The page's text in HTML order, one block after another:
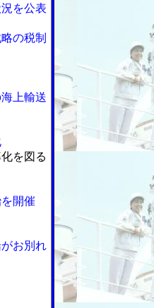
を公表
の税制
上輸送
を図る
開催
お別れ